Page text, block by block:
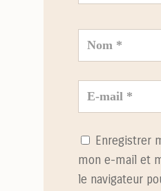
Enregistrer
mon e-mail et
le navigateur